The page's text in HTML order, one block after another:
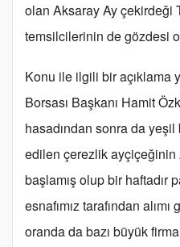
olan Aksaray Ay çekirdeği
temsilcilerinin de gözdesi
Konu ile ilgili bir açıklama
Borsası Başkanı Hamit
hasadından sonra da
edilen çerezlik ayçiçeğinin
başlamış olup bir haftadır
esnafımız tarafından
oranda da bazı büyük